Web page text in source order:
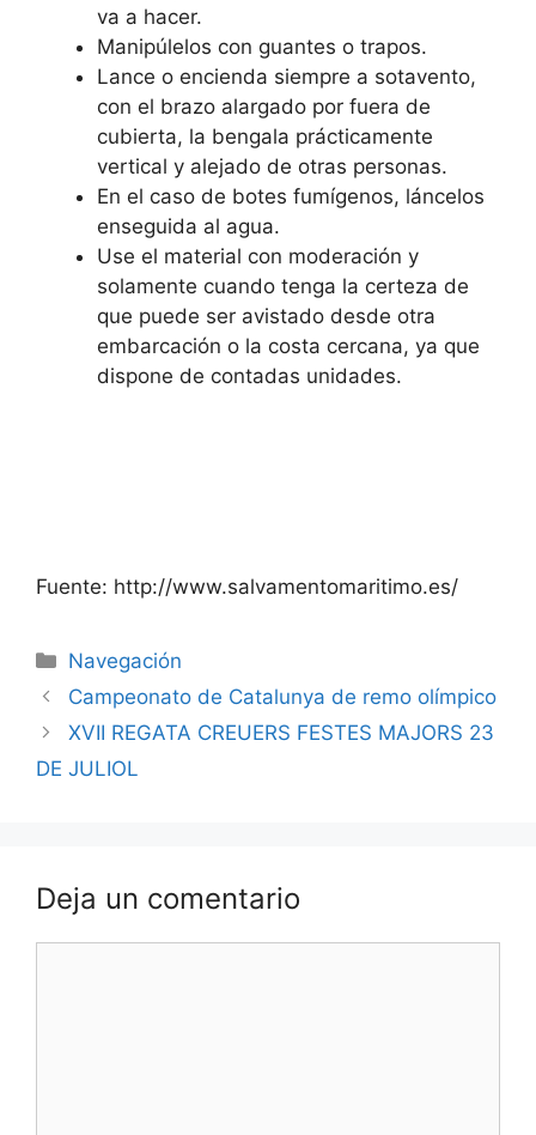
va a hacer.
Manipúlelos con guantes o trapos.
Lance o encienda siempre a sotavento,
con el brazo alargado por fuera de
cubierta, la bengala prácticamente
vertical y alejado de otras personas.
En el caso de botes fumígenos, láncelos
enseguida al agua.
Use el material con moderación y
solamente cuando tenga la certeza de
que puede ser avistado desde otra
embarcación o la costa cercana, ya que
dispone de contadas unidades.
Fuente: http://www.salvamentomaritimo.es/
Navegación
Campeonato de Catalunya de remo olímpico
XVII REGATA CREUERS FESTES MAJORS 23
DE JULIOL
Deja un comentario